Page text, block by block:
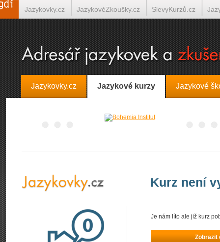
Jazykovky.cz Jazykové kurzy Jazykové
Kurz není
Je nám líto ale již kurz
Zobrazit
Jazykovky.cz JazykovéZkoušky.cz SlevyKurzů.cz
Španělština on-line Italština on-line Tlumočení-